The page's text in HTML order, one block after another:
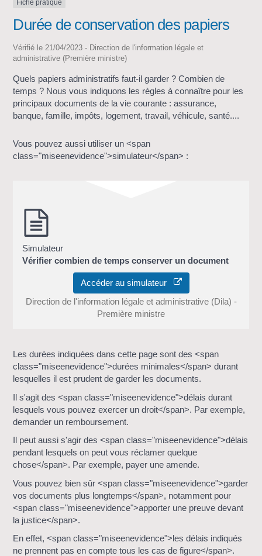
Fiche pratique
Durée de conservation des papiers
Vérifié le 21/04/2023 - Direction de l'information légale et
administrative (Première ministre)
Quels papiers administratifs faut-il garder ? Combien de
temps ? Nous vous indiquons les règles à connaître pour les
principaux documents de la vie courante : assurance,
banque, famille, impôts, logement, travail, véhicule, santé....
Vous pouvez aussi utiliser un <span
class="miseenevidence">simulateur</span> :
Simulateur
Vérifier combien de temps conserver un document
Accéder au simulateur
Direction de l'information légale et administrative (Dila) -
Première ministre
Les durées indiquées dans cette page sont des <span
class="miseenevidence">durées minimales</span> durant
lesquelles il est prudent de garder les documents.
Il s'agit des <span class="miseenevidence">délais durant
lesquels vous pouvez exercer un droit</span>. Par exemple,
demander un remboursement.
Il peut aussi s'agir des <span class="miseenevidence">délais
pendant lesquels on peut vous réclamer quelque
chose</span>. Par exemple, payer une amende.
Vous pouvez bien sûr <span class="miseenevidence">garder
vos documents plus longtemps</span>, notamment pour
<span class="miseenevidence">apporter une preuve devant
la justice</span>.
En effet, <span class="miseenevidence">les délais indiqués
ne prennent pas en compte tous les cas de figure</span>.